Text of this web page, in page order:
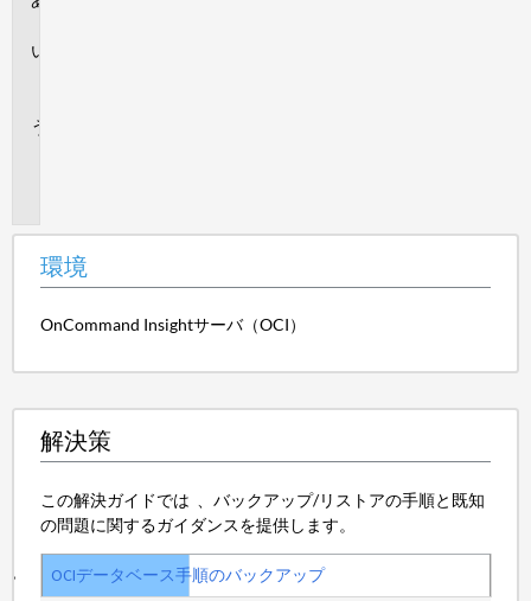
環境
OnCommand Insightサーバ（OCI）
解決策
この解決ガイドでは 、バックアップ/リストアの手順と既知
の問題に関するガイダンスを提供します。
OCIデータベース手順のバックアップ